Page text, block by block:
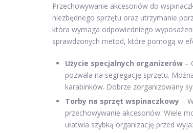
Przechowywanie akcesoriów do
niezbędnego sprzętu oraz utrzymanie
która wymaga odpowiedniego
sprawdzonych metod, które pomogą w
Użycie specjalnych organizerów –
pozwala na segregację sprzętu.
karabinków. Dobrze zorganizowany
Torby na sprzęt wspinaczkowy –
przechowywanie akcesoriów. Wiele
ułatwia szybką organizację przed